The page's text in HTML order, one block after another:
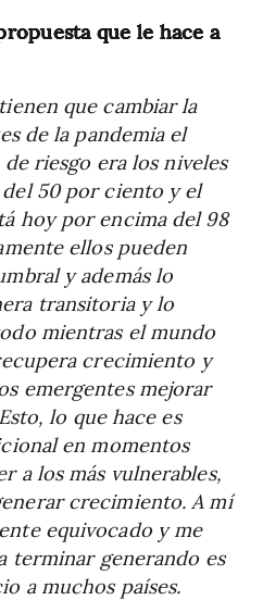
que le hace a
que cambiar la
de la pandemia el
riesgo era los niveles
50 por ciento y el
hoy por encima del 98
ellos pueden
y además lo
transitoria y lo
mientras el mundo
crecimiento y
emergentes mejorar
lo que hace es
en momentos
a los más vulnerables,
crecimiento. A mí
equivocado y me
terminar generando es
a muchos países.